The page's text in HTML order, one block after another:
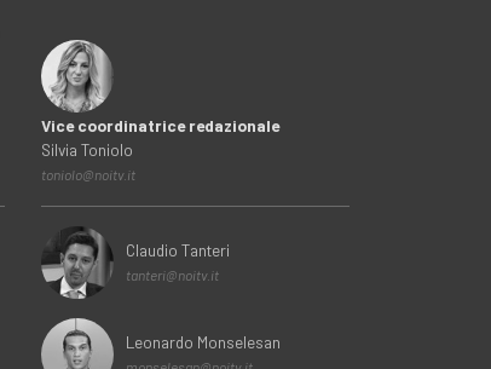
Vice coordinatrice redazionale
Silvia Toniolo
toniolo@noitv.it
Claudio Tanteri
tanteri@noitv.it
Leonardo Monselesan